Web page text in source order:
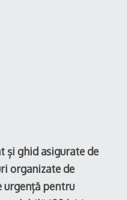
și ghid asigurate de
organizate de
urgență pentru